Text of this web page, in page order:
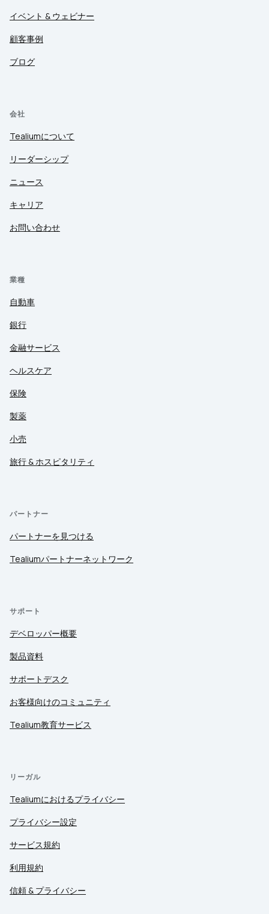
イベント & ウェビナー
顧客事例
ブログ
会社
Tealiumについて
リーダーシップ
ニュース
キャリア
お問い合わせ
業種
自動車
銀行
金融サービス
ヘルスケア
保険
製薬
小売
旅行 & ホスピタリティ
パートナー
パートナーを見つける
Tealiumパートナーネットワーク
サポート
デベロッパー概要
製品資料
サポートデスク
お客様向けのコミュニティ
Tealium教育サービス
リーガル
Tealiumにおけるプライバシー
プライバシー設定
サービス規約
利用規約
信頼 & プライバシー